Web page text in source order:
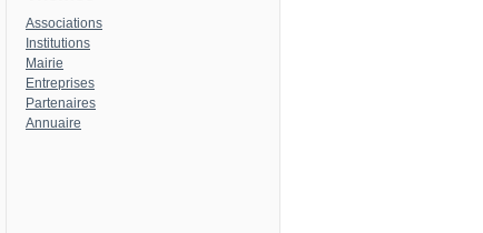
Associations
Institutions
Mairie
Entreprises
Partenaires
Annuaire